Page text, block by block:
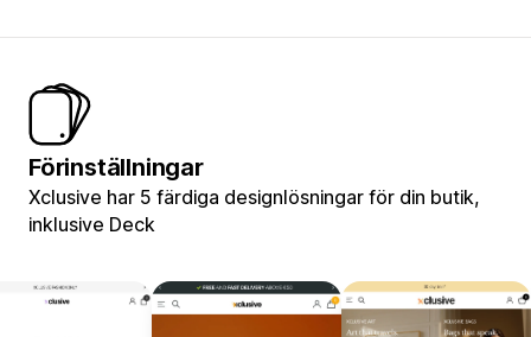
Förinställningar
Xclusive har 5 färdiga designlösningar för din butik,
inklusive Deck